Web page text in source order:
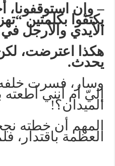
– وإن استوقفونا،
يكتفوا بكلمتين
الأيدي والأرجل
هكذا اعترضت،
يحدث.
وسار، فسرت
إليّ أم أنني
الميدان؟!
المهم أن خطته
العظمة باقتدار،